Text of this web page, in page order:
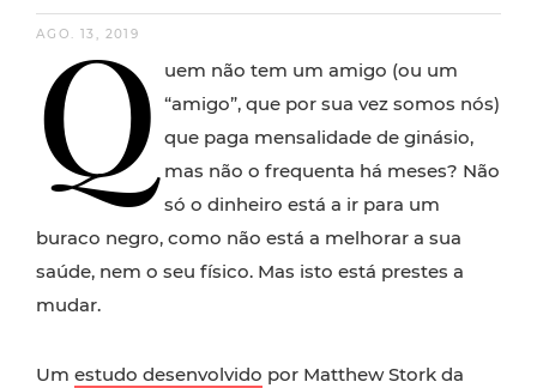
AGO. 13, 2019
Q
uem não tem um amigo (ou um
“amigo”, que por sua vez somos nós)
que paga mensalidade de ginásio,
mas não o frequenta há meses? Não
só o dinheiro está a ir para um
buraco negro, como não está a melhorar a sua
saúde, nem o seu físico. Mas isto está prestes a
mudar.
Um estudo desenvolvido por Matthew Stork da